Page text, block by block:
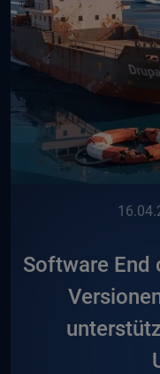
Software End